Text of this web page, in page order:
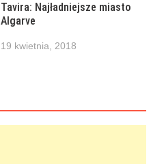
Tavira: Najładniejsze miasto
Algarve
19 kwietnia, 2018